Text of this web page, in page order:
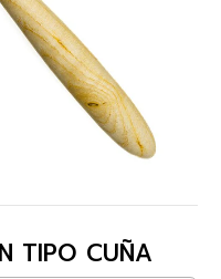
TIPO CUÑA